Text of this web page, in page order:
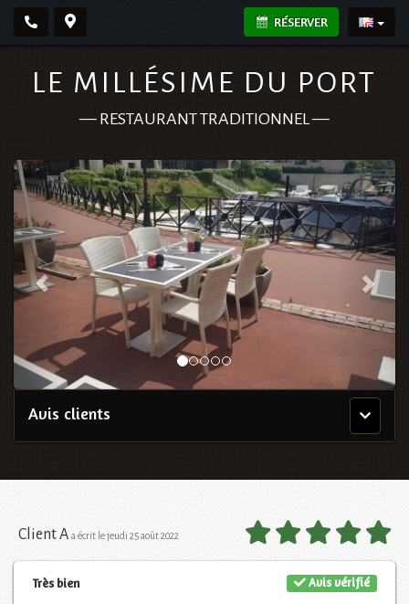
RÉSERVER
LE MILLÉSIME DU PORT
— RESTAURANT TRADITIONNEL—
Menu
principal
Avis clients
Client A a écrit le jeudi 25 août 2022
Avis vérifié
Très bien